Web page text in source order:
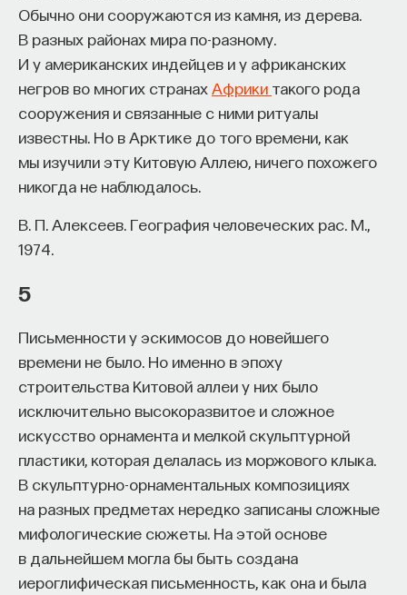
Обычно они сооружаются из камня, из дерева.
В разных районах мира по-разному.
И у американских индейцев и у африканских
негров во многих странах Африки такого рода
сооружения и связанные с ними ритуалы
известны. Но в Арктике до того времени, как
мы изучили эту Китовую Аллею, ничего похожего
никогда не наблюдалось.
В. П. Алексеев. География человеческих рас. М.,
1974.
5
Письменности у эскимосов до новейшего
времени не было. Но именно в эпоху
строительства Китовой аллеи у них было
исключительно высокоразвитое и сложное
искусство орнамента и мелкой скульптурной
пластики, которая делалась из моржового клыка.
В скульптурно-орнаментальных композициях
на разных предметах нередко записаны сложные
мифологические сюжеты. На этой основе
в дальнейшем могла бы быть создана
иероглифическая письменность, как она и была